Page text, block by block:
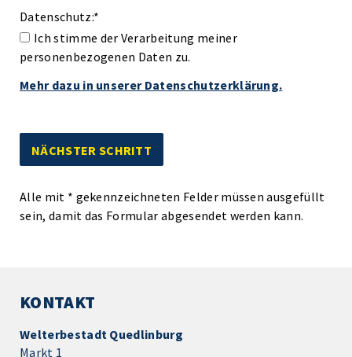
Datenschutz:*
Ich stimme der Verarbeitung meiner
personenbezogenen Daten zu.
Mehr dazu in unserer Datenschutzerklärung.
Alle mit * gekennzeichneten Felder müssen ausgefüllt
sein, damit das Formular abgesendet werden kann.
KONTAKT
Welterbestadt Quedlinburg
Markt 1